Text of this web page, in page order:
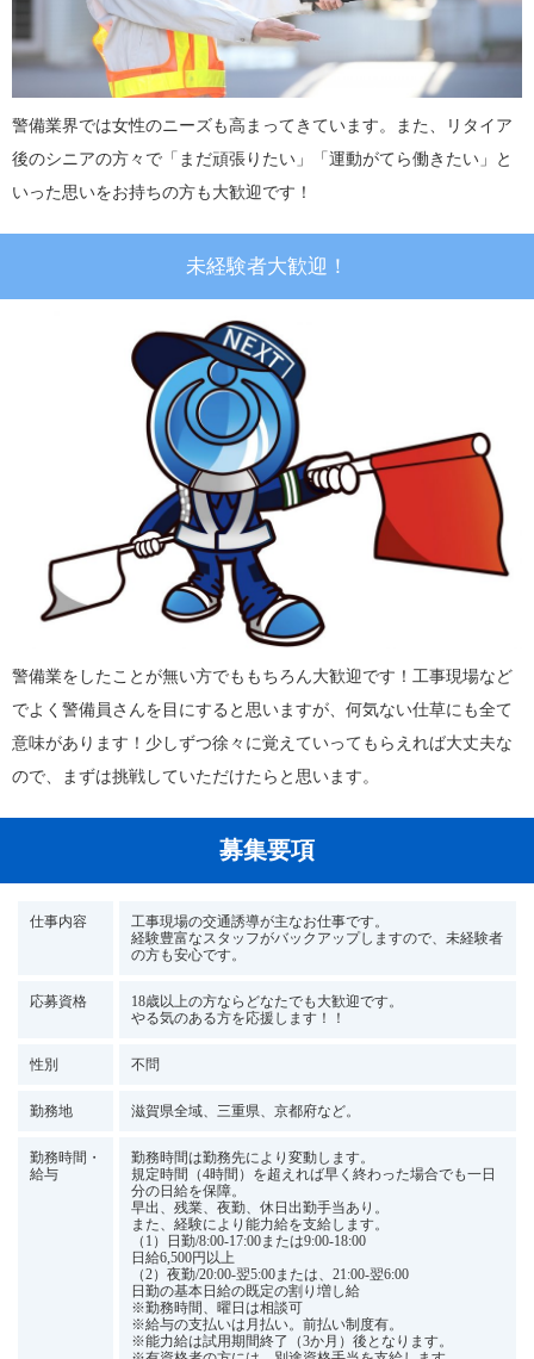
警備業界では女性のニーズも高まってきています。また、リタイア
後のシニアの方々で「まだ頑張りたい」「運動がてら働きたい」と
いった思いをお持ちの方も大歓迎です！
未経験者大歓迎！
警備業をしたことが無い方でももちろん大歓迎です！工事現場など
でよく警備員さんを目にすると思いますが、何気ない仕草にも全て
意味があります！少しずつ徐々に覚えていってもらえれば大丈夫な
ので、まずは挑戦していただけたらと思います。
募集要項
仕事内容
工事現場の交通誘導が主なお仕事です。
経験豊富なスタッフがバックアップしますので、未経験者
の方も安心です。
応募資格
18歳以上の方ならどなたでも大歓迎です。
やる気のある方を応援します！！
性別 不問
勤務地 滋賀県全域、三重県、京都府など。
勤務時間・
給与
勤務時間は勤務先により変動します。
規定時間（4時間）を超えれば早く終わった場合でも一日
分の日給を保障。
早出、残業、夜勤、休日出勤手当あり。
また、経験により能⼒給を⽀給します。
（1）日勤/8:00-17:00または9:00-18:00
日給6,500円以上
（2）夜勤/20:00-翌5:00または、21:00-翌6:00
日勤の基本日給の既定の割り増し給
※勤務時間、曜日は相談可
※給与の⽀払いは⽉払い。前払い制度有。
※能⼒給は試用期間終了（3か月）後となります。